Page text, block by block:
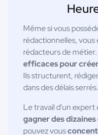
Même si vous
rédactionnelles, vous
rédacteurs de
efficaces pour
Ils structurent,
dans des délais serrés.
Le travail d'un expert
gagner des
pouvez vous